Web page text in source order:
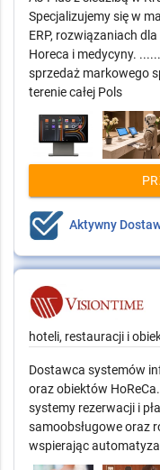
Specjalizujemy się w
ERP, rozwiązaniach
Horeca i medycyny.
sprzedaż markowego
terenie całej Pols
Aktywny
hoteli, restauracji i
Dostawca systemów
oraz obiektów
systemy rezerwacji i
samoobsługowe oraz
wspierając